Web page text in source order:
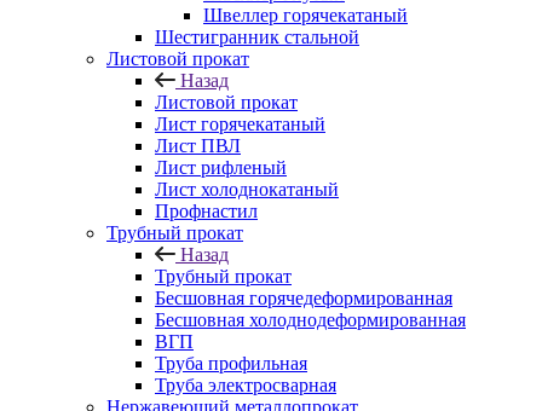
Швеллер горячекатаный
Шестигранник стальной
Листовой прокат
Назад
Листовой прокат
Лист горячекатаный
Лист ПВЛ
Лист рифленый
Лист холоднокатаный
Профнастил
Трубный прокат
Назад
Трубный прокат
Бесшовная горячедеформированная
Бесшовная холоднодеформированная
ВГП
Труба профильная
Труба электросварная
Нержавеющий металлопрокат